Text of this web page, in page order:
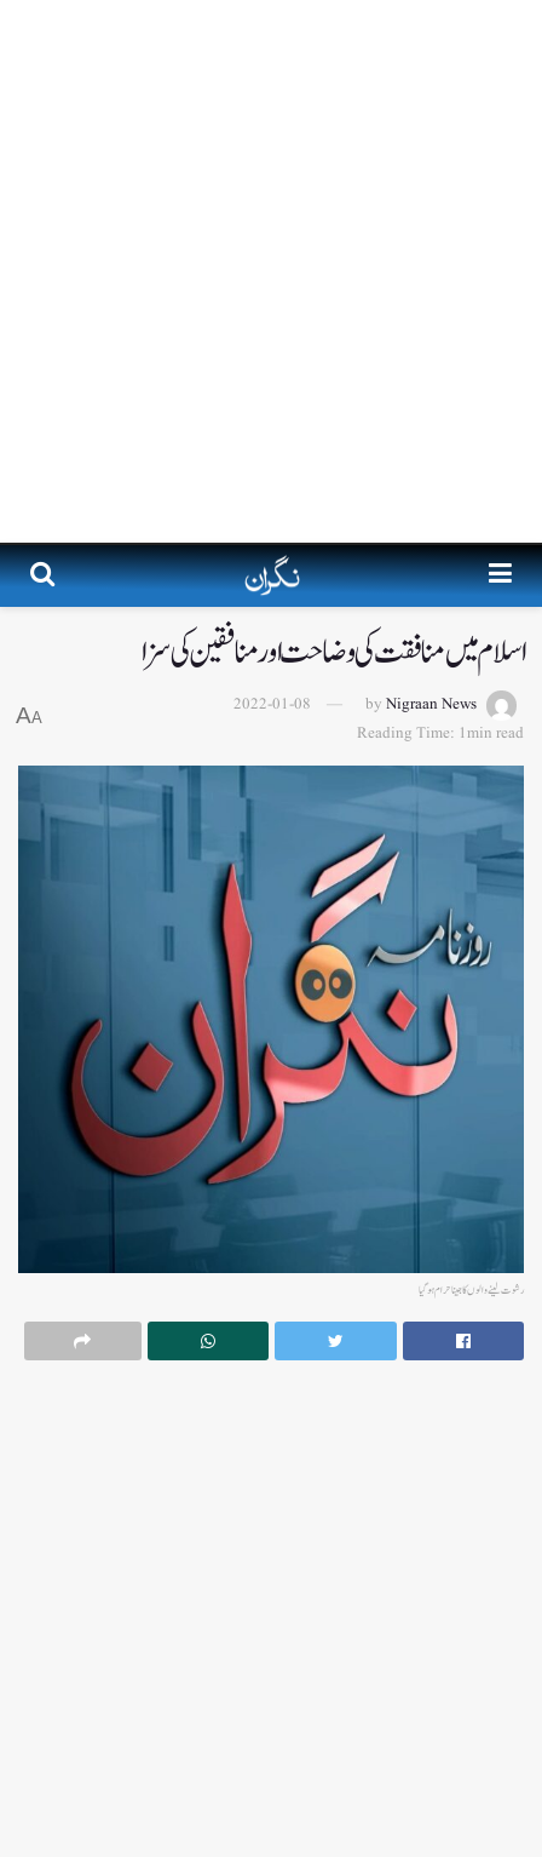
اسلام میں منافقت کی وضاحت اور منافقین کی سزا
by Nigraan News
2022-01-08
Reading Time: 1min read
A
A
رشوت لینے والوں کا جینا حرام ہوگیا